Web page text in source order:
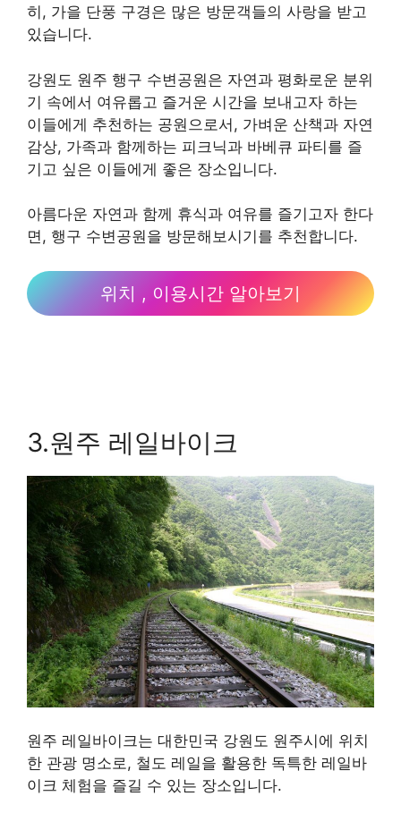
히, 가을 단풍 구경은 많은 방문객들의 사랑을 받고
있습니다.
강원도 원주 행구 수변공원은 자연과 평화로운 분위
기 속에서 여유롭고 즐거운 시간을 보내고자 하는
이들에게 추천하는 공원으로서, 가벼운 산책과 자연
감상, 가족과 함께하는 피크닉과 바베큐 파티를 즐
기고 싶은 이들에게 좋은 장소입니다.
아름다운 자연과 함께 휴식과 여유를 즐기고자 한다
면, 행구 수변공원을 방문해보시기를 추천합니다.
위치 , 이용시간 알아보기
3.원주 레일바이크
원주 레일바이크는 대한민국 강원도 원주시에 위치
한 관광 명소로, 철도 레일을 활용한 독특한 레일바
이크 체험을 즐길 수 있는 장소입니다.